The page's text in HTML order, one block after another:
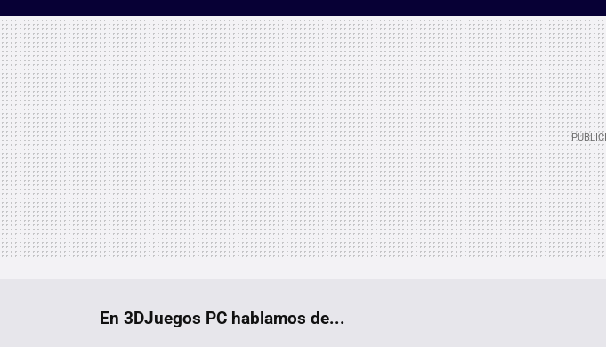
En 3DJuegos PC hablamos de...